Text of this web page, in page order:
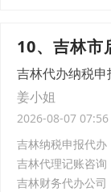
10、吉林市
吉林代办纳税
姜小姐
2026-08-07 07:56
吉林纳税申报代
吉林代理记账咨
吉林财务代办公